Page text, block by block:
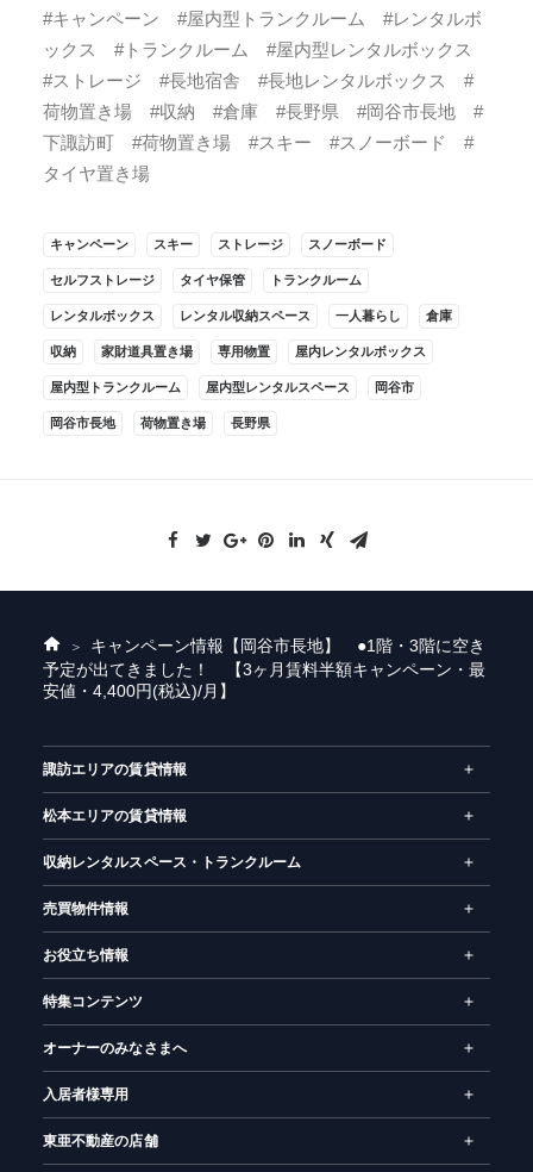
#キャンペーン #屋内型トランクルーム #レンタルボ
ックス #トランクルーム #屋内型レンタルボックス
#ストレージ #長地宿舎 #長地レンタルボックス #
荷物置き場 #収納 #倉庫 #長野県 #岡谷市長地 #
下諏訪町 #荷物置き場 #スキー #スノーボード #
タイヤ置き場
キャンペーン スキー ストレージ スノーボード
セルフストレージ タイヤ保管 トランクルーム
レンタルボックス レンタル収納スペース 一人暮らし 倉庫
収納 家財道具置き場 専用物置 屋内レンタルボックス
屋内型トランクルーム 屋内型レンタルスペース 岡谷市
岡谷市長地 荷物置き場 長野県
ホ
ー
ム
キャンペーン情報 【岡谷市長地】 ●1階・3階に空き
予定が出てきました！ 【3ヶ月賃料半額キャンペーン・最
安値・4,400円(税込)/月】
諏訪エリアの賃貸情報
松本エリアの賃貸情報
収納レンタルスペース・トランクルーム
売買物件情報
お役立ち情報
特集コンテンツ
オーナーのみなさまへ
入居者様専用
東亜不動産の店舗